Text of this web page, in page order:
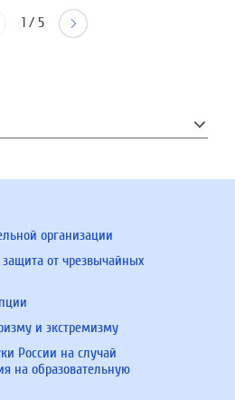
1/ 5
организации
от чрезвычайных
и экстремизму
России на случай
на образовательную